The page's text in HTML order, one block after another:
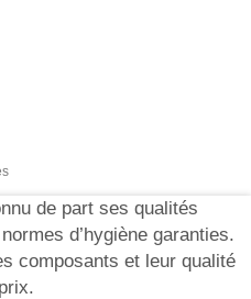
de part ses qualités
d’hygiène garanties.
composants et leur qualité